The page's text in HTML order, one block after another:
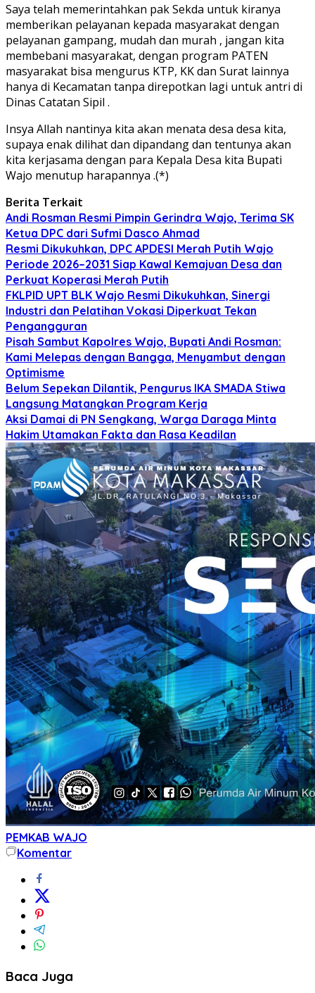
Saya telah memerintahkan pak Sekda untuk kiranya
memberikan pelayanan kepada masyarakat dengan
pelayanan gampang, mudah dan murah , jangan kita
membebani masyarakat, dengan program PATEN
masyarakat bisa mengurus KTP, KK dan Surat lainnya
hanya di Kecamatan tanpa direpotkan lagi untuk antri di
Dinas Catatan Sipil .
Insya Allah nantinya kita akan menata desa desa kita,
supaya enak dilihat dan dipandang dan tentunya akan
kita kerjasama dengan para Kepala Desa kita Bupati
Wajo menutup harapannya .(*)
Berita Terkait
Andi Rosman Resmi Pimpin Gerindra Wajo, Terima SK
Ketua DPC dari Sufmi Dasco Ahmad
Resmi Dikukuhkan, DPC APDESI Merah Putih Wajo
Periode 2026–2031 Siap Kawal Kemajuan Desa dan
Perkuat Koperasi Merah Putih
FKLPID UPT BLK Wajo Resmi Dikukuhkan, Sinergi
Industri dan Pelatihan Vokasi Diperkuat Tekan
Pengangguran
Pisah Sambut Kapolres Wajo, Bupati Andi Rosman:
Kami Melepas dengan Bangga, Menyambut dengan
Optimisme
Belum Sepekan Dilantik, Pengurus IKA SMADA Stiwa
Langsung Matangkan Program Kerja
Aksi Damai di PN Sengkang, Warga Daraga Minta
Hakim Utamakan Fakta dan Rasa Keadilan
PEMKAB WAJO
Komentar
Baca Juga